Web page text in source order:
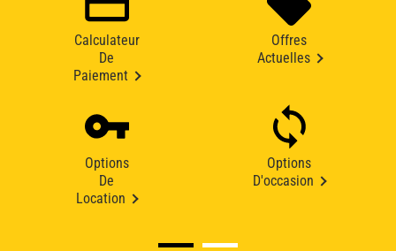
Calculateur
De
Paiement
Offres
Actuelles
Options
De
Location
Options
D'occasion